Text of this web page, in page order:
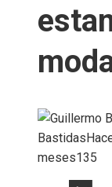
Bastidas
meses135